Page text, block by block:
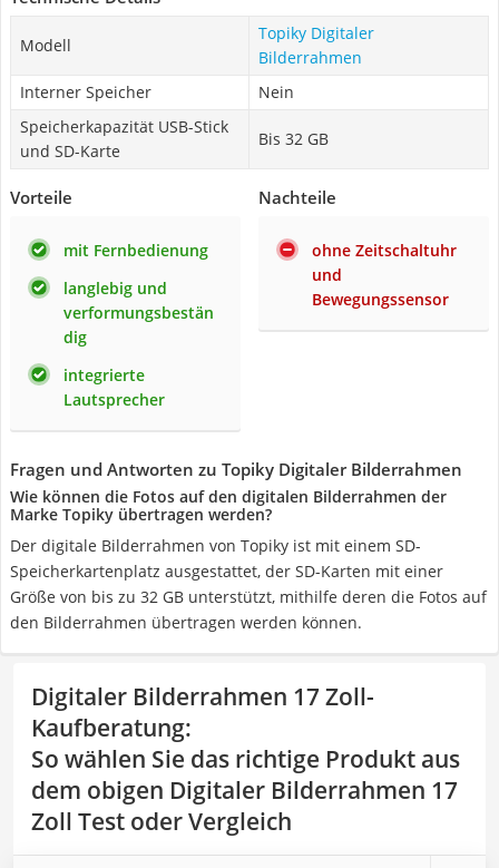
Modell
Topiky Digitaler
Bilderrahmen
Interner Speicher
Nein
Speicherkapazität USB-Stick
und SD-Karte
Bis 32 GB
Vorteile
mit Fernbedienung
langlebig und
verformungsbestän
dig
integrierte
Lautsprecher
Nachteile
ohne Zeitschaltuhr
und
Bewegungssensor
Fragen und Antworten zu Topiky Digitaler Bilderrahmen
Wie können die Fotos auf den digitalen Bilderrahmen der
Marke Topiky übertragen werden?
Der digitale Bilderrahmen von Topiky ist mit einem SD-
Speicherkartenplatz ausgestattet, der SD-Karten mit einer
Größe von bis zu 32 GB unterstützt, mithilfe deren die Fotos auf
den Bilderrahmen übertragen werden können.
Digitaler Bilderrahmen 17 Zoll-
Kaufberatung:
So wählen Sie das richtige Produkt aus
dem obigen Digitaler Bilderrahmen 17
Zoll Test oder Vergleich